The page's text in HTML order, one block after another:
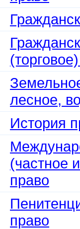
лесное,
История
(частное
право
право